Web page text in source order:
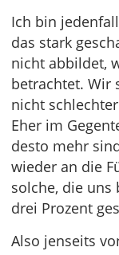
Ich bin
das stark
nicht abbildet,
betrachtet. Wir
nicht
Eher im
desto mehr
wieder an die
solche, die
drei Prozent
Also jenseits